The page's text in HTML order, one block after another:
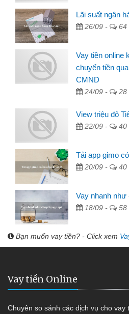
Lãi suất ngân
26/09 - 64
Vay tiền online
chuyển tiền
CMND
24/09 - 28
View triệu đô
22/09 - 40
Tải app gimo
20/09 - 40
Vay nhanh
18/09 - 58
Bạn muốn vay tiền? - Click xem
Vay tiền Online
Chuyên so sánh các dịch vụ cho vay